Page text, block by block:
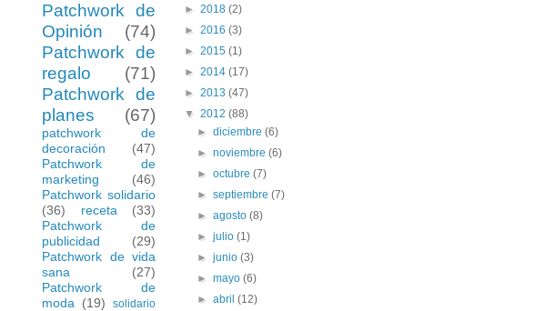
Patchwork de
Opinión
(74)
Patchwork de
regalo
(71)
Patchwork de
planes
(67)
patchwork de
decoración
(47)
Patchwork de
marketing
(46)
Patchwork solidario
(36)
receta
(33)
Patchwork de
publicidad
(29)
Patchwork de vida
sana
(27)
Patchwork de
moda
(19)
solidario
► 2018 (2)
► 2016 (3)
► 2015 (1)
► 2014 (17)
► 2013 (47)
▼ 2012 (88)
►diciembre(6)
►noviembre(6)
►octubre(7)
►septiembre(7)
►agosto(8)
►julio(1)
►junio(3)
►mayo(6)
►abril(12)